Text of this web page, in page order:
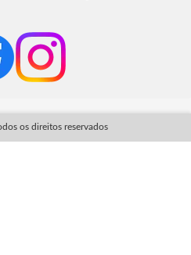
os direitos reservados